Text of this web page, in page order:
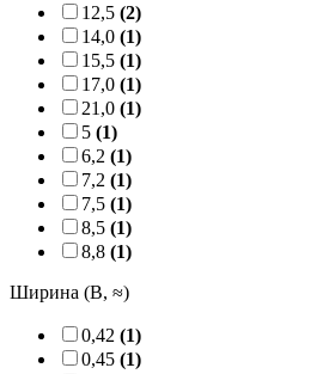
12,5 (2)
14,0 (1)
15,5 (1)
17,0 (1)
21,0 (1)
5 (1)
6,2 (1)
7,2 (1)
7,5 (1)
8,5 (1)
8,8 (1)
Ширина (B, ≈)
0,42 (1)
0,45 (1)